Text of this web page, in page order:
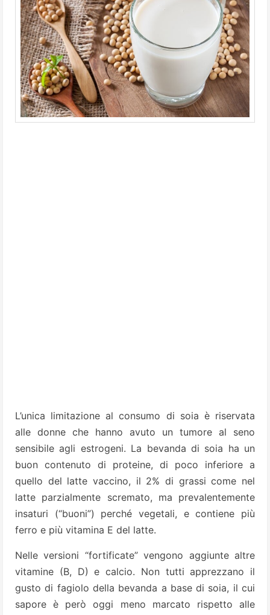
L’unica limitazione al consumo di soia è riservata
alle donne che hanno avuto un tumore al seno
sensibile agli estrogeni. La bevanda di soia ha un
buon contenuto di proteine, di poco inferiore a
quello del latte vaccino, il 2% di grassi come nel
latte parzialmente scremato, ma prevalentemente
insaturi (“buoni”) perché vegetali, e contiene più
ferro e più vitamina E del latte.
Nelle versioni “fortificate” vengono aggiunte altre
vitamine (B, D) e calcio. Non tutti apprezzano il
gusto di fagiolo della bevanda a base di soia, il cui
sapore è però oggi meno marcato rispetto alle